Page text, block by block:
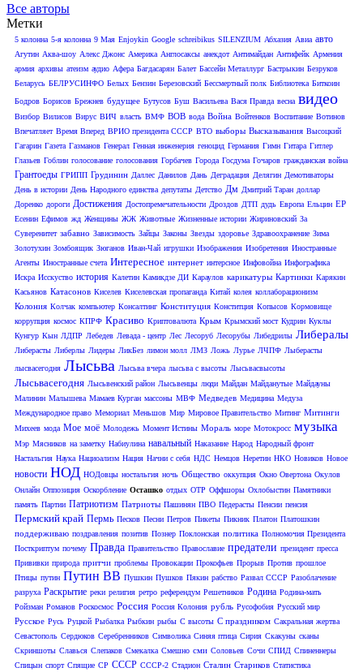
Все авторы
Метки
5 колонна 5-я колонна 9 Мая Enjoykin Google schreibikus SILENZIUM Абхазия Авиа авто
Агутин Аква-шоу Алекс Джонс Америка Англосаксы анекдот Антимайдан Антифейк Армения
армия архивы атеизм аудио Афера Багдасарян Балет Бассейн Металлург Бастрыкин Безруков
Беларусь БЕЛРУСИНФО Белых Бензин Березовский Бессмертный полк Библиотека Биткоин
Бодров Борисов Брежнев будущее Бутусов Буш Васильева Вася Правда весна видео
Визбор Вилисов Вирус ВИЧ власть ВМФ ВОВ вода Война Войтенков Воспитание Вотинов
Впечатляет Время Вперед ВРИО президента СССР ВТО выборы Высказывания Высоцкий
Гагарин Газета Газманов Генерал Генная инженерия геноцид Германия Гимн Гитара Гитлер
Глазьев Гоблин голосование голосования Горбачев Города Госдума Гочаров гражданская война
Грантоеды ГРИПП Грудинин Даллес Данилов Дань Деградация Делягин Демотиваторы
День в истории День Народного единства депутаты Детство Дм Дмитрий Таран доллар
Доренко дороги Достижения Достопремечательности Дроздов ДТП дудь Европа Ельцин ЕР
Есенин Ефимов жд Женщины ЖЖ Животные Жизненные истории Жириновский За
Суверенитет забавно Зависимость Зайцы Законы Звезды здоровье Здравоохранение Зима
Золотухин Зомбоящик Зюганов Иван-Чай игрушки Изображения Изобретения Иностранные
Агенты Иностранные счета Интересное интернет интерсное Инфовойна Инфографика
Искра Исскуство история Калетин Камикдзе ДИ Караулов карикатуры Картинки Карякин
Касьянов Катасонов Киселев Киселевская пропаганда Китай колея коллаборационизм
Колония Колчак компьютер Консалтинг Конституция Конститция Копысов Кормовище
коррупция космос КПРФ Красиво Криптовалюта Крым Крымский мост Кудрин Куклы
Кунгур Кын ЛДПР Лебедев Левада - центр Лес Лесоруб Лесорубы Либедрилы Либералы
Либерасты Либерлы Лидеры ЛикБез лимон молл ЛМЗ Ложь Лурье ЛЧПФ Лыберасты
лысвасегодня Лысьва Лысьва вчера лысьва с высоты Лысьвасвысоты
Лысьвасегодня Лысьвенский район Лысьвенцы люди Майдан Майданутые Майдауны
Малинин Малышева Мамаев Курган массоны МВФ Медведев Медицина Медуза
Международное право Мемориал Меньшов Мир Мировое Правительство Митинг Митинги
Михеев мода Мое моё Молодежь Момент Истины Мораль море Мотокросс музыка
Мэр Мясников на заметку Набиулина навальный Наказание Народ Народный фронт
Настальгия Наука Нациоализм Нация Начни с себя НДС Немцов Неретин НКО Новиков Новое
новости НОД НОДовцы ностальгия ночь Общество оккупция Окно Овертона Окулов
Онлайн Оппозиция Оскорбление Осташко отдых ОТР Оффшоры Охлобыстин Памятники
память Партии Патриотизм Патриоты Пашинян ПВО Педерасты Пенсии пенсия
Пермский край Пермь Песков Песни Петров Пикеты Пикник Платон Платошкин
поддерживаю поздравления позитив Познер Поклонская политика Полномочия Президента
Посткриптум почему Правда Правительство Православие предатели президент пресса
Прививки природа притчи проблемы Провокации Прокофьев Прорыв Против прошлое
Птицы путин Путин ВВ Пушкин Пушков Пякин рабство Развал СССР Разоблачение
разруха Раскрытие реки религия ретро референдум Решетников Родина Родина-мать
Ройзман Романов Роскосмос Россия Россия Колония рубль Русофобия Русский мир
Русское Русь Руцкой Рыбалка Рыбкин рыбы С высоты С праздником Сакральная жертва
Севастополь Сердюков Серебренников Символика Синяя птица Сирия Скакуны сканы
Скриншоты Славься Слепаков Смекалка Смешно сми Соловьев Сочи СПИД Спиненнеры
Спицын спорт Спящие СР СССР СССР-2 Стадион Сталин Стариков Статистика